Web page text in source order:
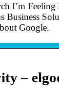
I’m
Business
Google.
–